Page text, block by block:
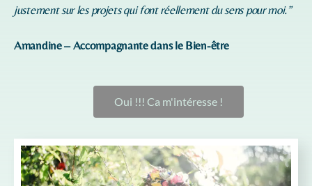
justement sur les projets qui font réellement du sens pour moi.”
Amandine – Accompagnante dans le Bien-être
Oui !!! Ca m'intéresse !